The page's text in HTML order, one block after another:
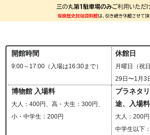
開館時間
9:00～17:00（入場は16:30まで）
休館日
月曜日（祝
29日〜1月3
博物館 入場料
大人：400円、高・大生：300円、
小・中学生：200円
プラネタ
途、入場
大人：200
中学生以下